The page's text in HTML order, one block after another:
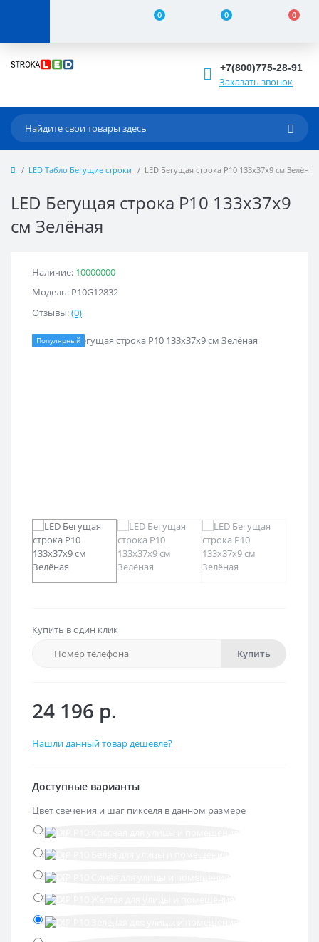
0 0 0
+7(800)775-28-91
Заказать звонок
LED Табло Бегущие строки LED Бегущая строка Р10 133x37x9 см Зелёная
LED Бегущая строка Р10 133x37x9
см Зелёная
Наличие: 10000000
Модель: Р10G12832
Отзывы:(0)
Популярный
Купить в один клик
Купить
24 196 р.
Нашли данный товар дешевле?
Доступные варианты
Цвет свечения и шаг пикселя в данном размере